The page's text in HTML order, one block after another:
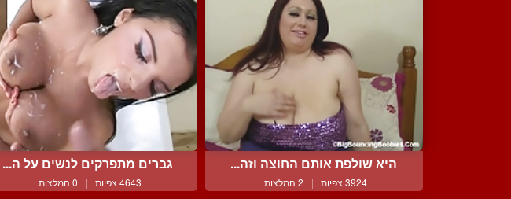
היא שולפת אותם החוצה וזה...
3924 צפיות | 2 המלצות
גברים מתפרקים לנשים על ה...
4643 צפיות | 0 המלצות